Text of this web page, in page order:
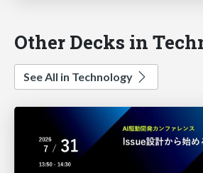
Other Decks in
See All in Technology